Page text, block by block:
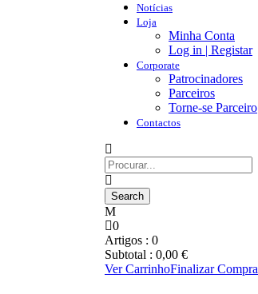
Notícias
Loja
Minha Conta
Log in | Registar
Corporate
Patrocinadores
Parceiros
Torne-se Parceiro
Contactos
0
Artigos : 0
Subtotal : 0,00 €
Ver CarrinhoFinalizar Compra